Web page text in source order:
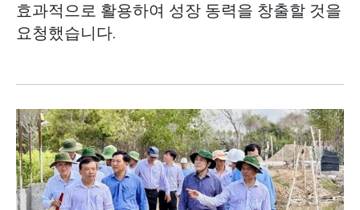
효과적으로 활용하여 성장 동력을 창출할 것을
요청했습니다.